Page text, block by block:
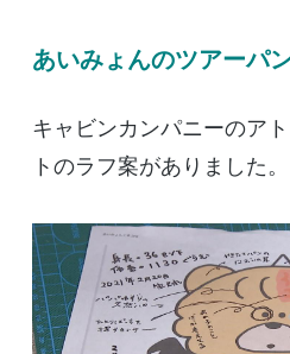
あいみょんのツアーパ
キャビンカンパニーのア
トのラフ案がありました。